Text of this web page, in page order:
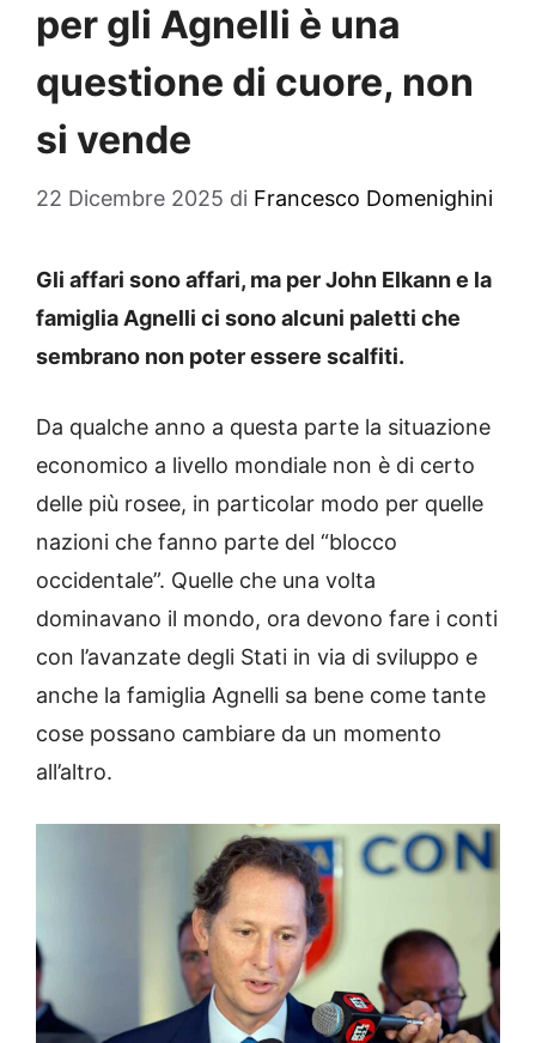
per gli Agnelli è una
questione di cuore, non
si vende
22 Dicembre 2025 di Francesco Domenighini
Gli affari sono affari, ma per John Elkann e la
famiglia Agnelli ci sono alcuni paletti che
sembrano non poter essere scalfiti.
Da qualche anno a questa parte la situazione
economico a livello mondiale non è di certo
delle più rosee, in particolar modo per quelle
nazioni che fanno parte del “blocco
occidentale”. Quelle che una volta
dominavano il mondo, ora devono fare i conti
con l’avanzate degli Stati in via di sviluppo e
anche la famiglia Agnelli sa bene come tante
cose possano cambiare da un momento
all’altro.